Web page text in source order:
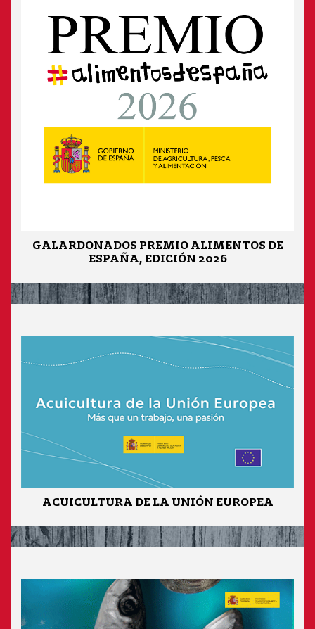
GALARDONADOS PREMIO ALIMENTOS DE
ESPAÑA, EDICIÓN 2026
ACUICULTURA DE LA UNIÓN EUROPEA